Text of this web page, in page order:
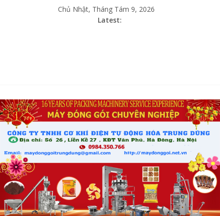
Chủ Nhật, Tháng Tám 9, 2026
Latest: